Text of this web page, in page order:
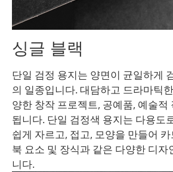
싱글 블랙
단일 검정 용지는 양면이 균일하게
의 일종입니다. 대담하고 드라마틱
양한 창작 프로젝트, 공예품, 예술적
됩니다. 단일 검정색 용지는 다용도
쉽게 자르고, 접고, 모양을 만들어
북 요소 및 장식과 같은 다양한 디자
니다.